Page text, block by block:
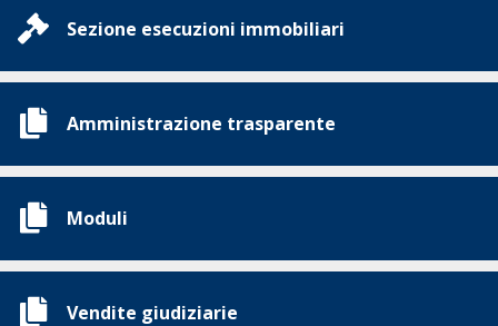
Sezione esecuzioni immobiliari
Amministrazione trasparente
Moduli
Vendite giudiziarie